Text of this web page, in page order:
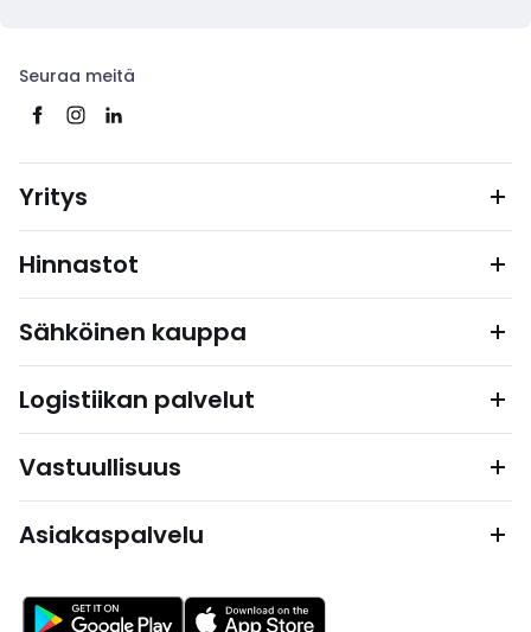
Seuraa meitä
Yritys
Hinnastot
Sähköinen kauppa
Logistiikan palvelut
Vastuullisuus
Asiakaspalvelu